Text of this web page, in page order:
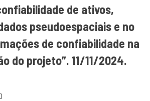
de ativos,
pseudoespaciais e no
de confiabilidade na
do projeto”. 11/11/2024.